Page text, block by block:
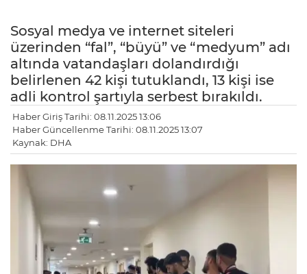
Sosyal medya ve internet siteleri
üzerinden “fal”, “büyü” ve “medyum” adı
altında vatandaşları dolandırdığı
belirlenen 42 kişi tutuklandı, 13 kişi ise
adli kontrol şartıyla serbest bırakıldı.
Haber Giriş Tarihi: 08.11.2025 13:06
Haber Güncellenme Tarihi: 08.11.2025 13:07
Kaynak: DHA